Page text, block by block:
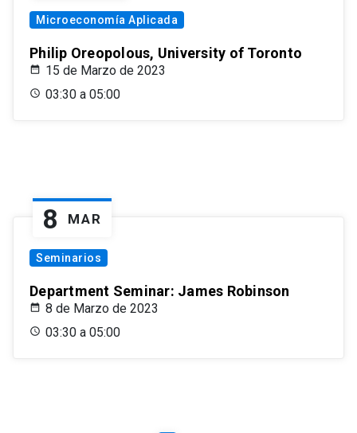
Microeconomía Aplicada
Philip Oreopolous, University of Toronto
15 de Marzo de 2023
03:30 a 05:00
8 MAR
Seminarios
Department Seminar: James Robinson
8 de Marzo de 2023
03:30 a 05:00